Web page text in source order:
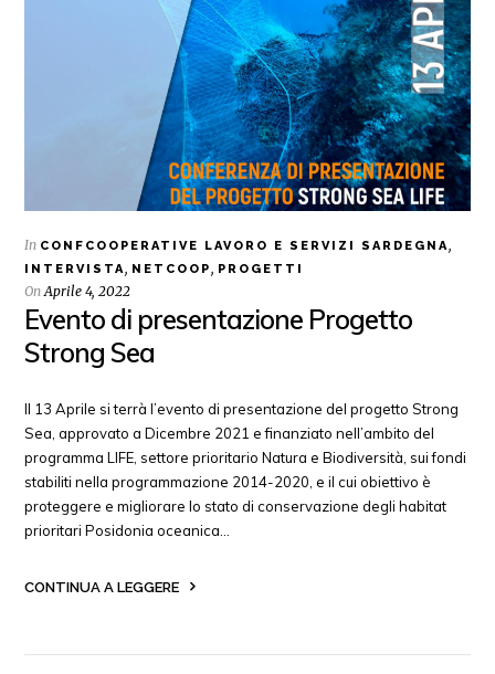
In CONFCOOPERATIVE LAVORO E SERVIZI SARDEGNA,
INTERVISTA, NETCOOP, PROGETTI
OnAprile 4, 2022
Evento di presentazione Progetto
Strong Sea
Il 13 Aprile si terrà l’evento di presentazione del progetto Strong
Sea, approvato a Dicembre 2021 e finanziato nell’ambito del
programma LIFE, settore prioritario Natura e Biodiversità, sui fondi
stabiliti nella programmazione 2014-2020, e il cui obiettivo è
proteggere e migliorare lo stato di conservazione degli habitat
prioritari Posidonia oceanica…
CONTINUA A LEGGERE